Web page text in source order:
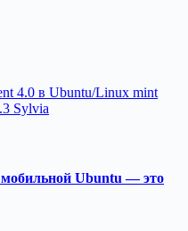
4.0 в Ubuntu/Linux mint
Sylvia
Ubuntu — это